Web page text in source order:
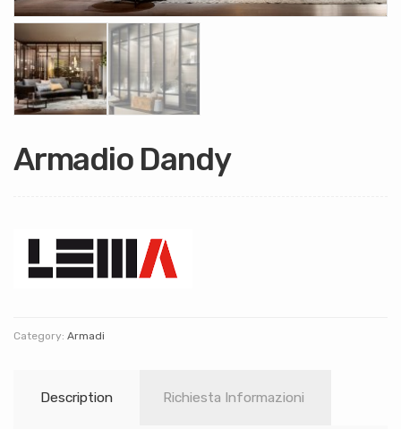
Armadio Dandy
Category: Armadi
Description Richiesta Informazioni